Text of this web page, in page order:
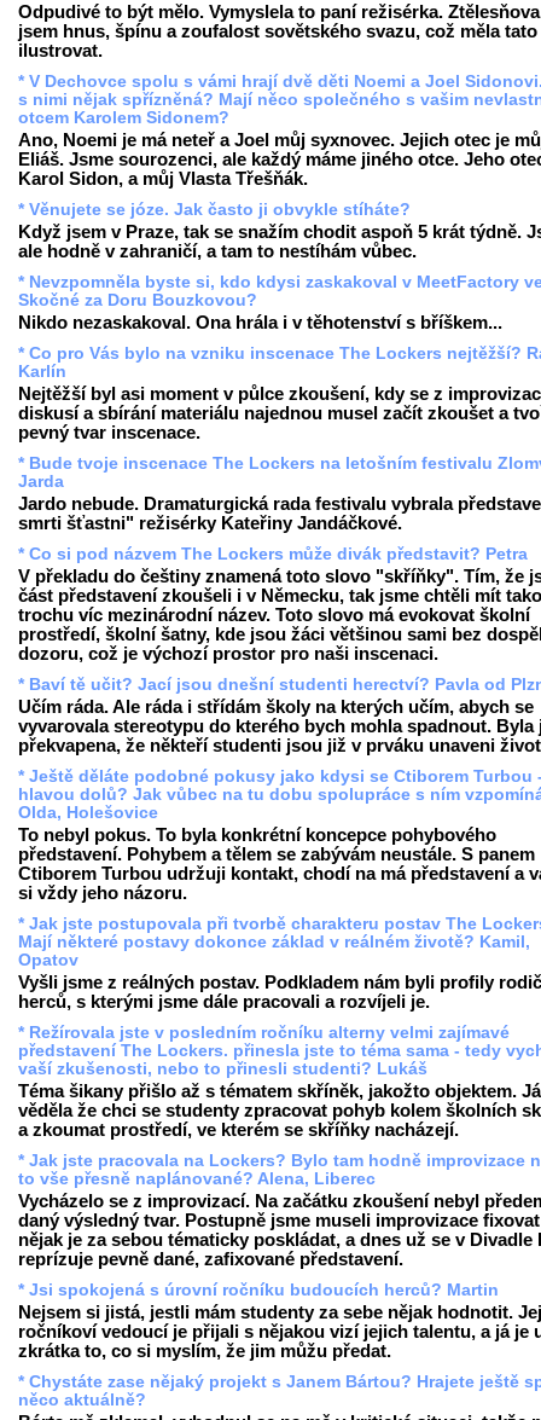
Odpudivé to být mělo. Vymyslela to paní režisérka.
jsem hnus, špínu a zoufalost sovětského svazu, což měla tato
ilustrovat.
* V Dechovce spolu s vámi hrají dvě děti Noemi a Joel
s nimi nějak spřízněná? Mají něco společného s vašim
otcem Karolem Sidonem?
Ano, Noemi je má neteř a Joel můj syxnovec. Jejich otec je
Eliáš. Jsme sourozenci, ale každý máme jiného otce. Jeho
Karol Sidon, a můj Vlasta Třešňák.
* Věnujete se józe. Jak často ji obvykle stíháte?
Když jsem v Praze, tak se snažím chodit aspoň 5 krát týdně.
ale hodně v zahraničí, a tam to nestíhám vůbec.
* Nevzpomněla byste si, kdo kdysi zaskakoval v MeetFactory
Skočné za Doru Bouzkovou?
Nikdo nezaskakoval. Ona hrála i v těhotenství s bříškem...
* Co pro Vás bylo na vzniku inscenace The Lockers nejtěžší?
Karlín
Nejtěžší byl asi moment v půlce zkoušení, kdy se z
diskusí a sbírání materiálu najednou musel začít zkoušet a
pevný tvar inscenace.
* Bude tvoje inscenace The Lockers na letošním festivalu
Jarda
Jardo nebude. Dramaturgická rada festivalu vybrala
smrti šťastni" režisérky Kateřiny Jandáčkové.
* Co si pod názvem The Lockers může divák představit? Petra
V překladu do češtiny znamená toto slovo "skříňky". Tím, že
část představení zkoušeli i v Německu, tak jsme chtěli mít
trochu víc mezinárodní název. Toto slovo má evokovat školní
prostředí, školní šatny, kde jsou žáci většinou sami bez
dozoru, což je výchozí prostor pro naši inscenaci.
* Baví tě učit? Jací jsou dnešní studenti herectví? Pavla od
Učím ráda. Ale ráda i střídám školy na kterých učím, abych se
vyvarovala stereotypu do kterého bych mohla spadnout. Byla
překvapena, že někteří studenti jsou již v prváku unaveni
* Ještě děláte podobné pokusy jako kdysi se Ctiborem Turbou
hlavou dolů? Jak vůbec na tu dobu spolupráce s ním
Olda, Holešovice
To nebyl pokus. To byla konkrétní koncepce pohybového
představení. Pohybem a tělem se zabývám neustále. S panem
Ctiborem Turbou udržuji kontakt, chodí na má představení a
si vždy jeho názoru.
* Jak jste postupovala při tvorbě charakteru postav The
Mají některé postavy dokonce základ v reálném životě? Kamil,
Opatov
Vyšli jsme z reálných postav. Podkladem nám byli profily
herců, s kterými jsme dále pracovali a rozvíjeli je.
* Režírovala jste v posledním ročníku alterny velmi zajímavé
představení The Lockers. přinesla jste to téma sama - tedy
vaší zkušenosti, nebo to přinesli studenti? Lukáš
Téma šikany přišlo až s tématem skříněk, jakožto objektem.
věděla že chci se studenty zpracovat pohyb kolem školních
a zkoumat prostředí, ve kterém se skříňky nacházejí.
* Jak jste pracovala na Lockers? Bylo tam hodně improvizace
to vše přesně naplánované? Alena, Liberec
Vycházelo se z improvizací. Na začátku zkoušení nebyl
daný výsledný tvar. Postupně jsme museli improvizace
nějak je za sebou tématicky poskládat, a dnes už se v Divadle
reprízuje pevně dané, zafixované představení.
* Jsi spokojená s úrovní ročníku budoucích herců? Martin
Nejsem si jistá, jestli mám studenty za sebe nějak hodnotit.
ročníkoví vedoucí je přijali s nějakou vizí jejich talentu, a já je
zkrátka to, co si myslím, že jim můžu předat.
* Chystáte zase nějaký projekt s Janem Bártou? Hrajete ještě
něco aktuálně?